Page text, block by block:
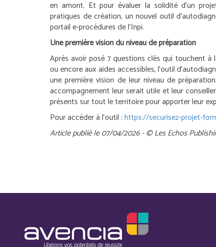
en amont. Et pour évaluer la solidité d’un
pratiques de création, un nouvel outil
portail e-procédures de l’Inpi.
Une première vision du niveau de préparation
Après avoir posé 7 questions clés qui touchent à
ou encore aux aides accessibles, l’outil
une première vision de leur niveau de
accompagnement leur serait utile et leur
présents sur tout le territoire pour apporter leur
Pour accéder à l’outil :https://securisez-projet-
Article publié le 07/04/2026 - © Les Echos